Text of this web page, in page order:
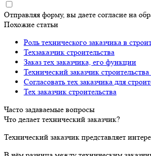
Отправляя форму, вы даете согласие на
Похожие статьи
Роль технического заказчика в
Техзаказчик строительства
Заказ тех заказчика, его функции
Технический заказчик строительства
Согласовать тех заказчика для
Тех заказчик строительства
Часто задаваемые вопросы
Что делает технический заказчик?
Технический заказчик представляет